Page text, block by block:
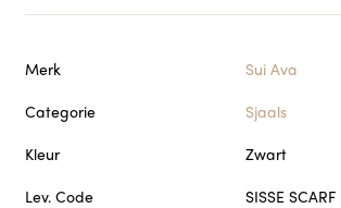
Merk
Sui Ava
Categorie
Sjaals
Kleur
Zwart
Lev. Code
SISSE SCARF